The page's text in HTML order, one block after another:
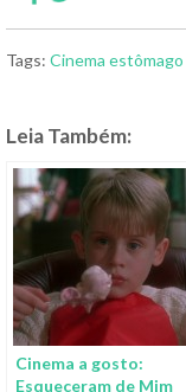
Tags: Cinema estômago
Leia Também:
Cinema a gosto:
Esqueceram de Mim